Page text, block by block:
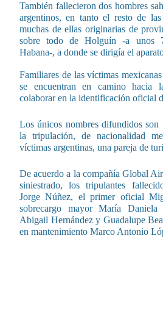
También fallecieron dos hombres
argentinos, en tanto el resto de
muchas de ellas originarias de
sobre todo de Holguín -a unos
Habana-, a donde se dirigía el
Familiares de las víctimas
se encuentran en camino hacia
colaborar en la identificación oficial
Los únicos nombres difundidos son
la tripulación, de nacionalidad
víctimas argentinas, una pareja de
De acuerdo a la compañía Global
siniestrado, los tripulantes
Jorge Núñez, el primer oficial
sobrecargo mayor María Daniela
Abigail Hernández y Guadalupe
en mantenimiento Marco Antonio